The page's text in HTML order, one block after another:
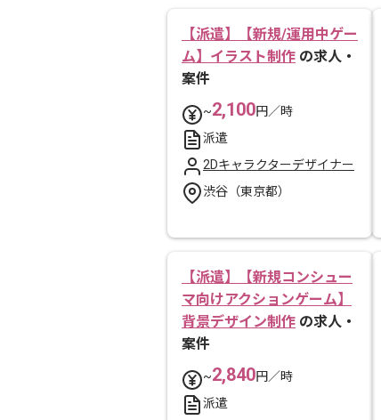
【派遣】【新規/運用中ゲー
ム】イラスト制作 の求人・
案件
~2,100円／時
派遣
2Dキャラクターデザイナー
渋谷（東京都）
【派遣】【新規コンシュー
マ向けアクションゲーム】
背景デザイン制作 の求人・
案件
~2,840円／時
派遣